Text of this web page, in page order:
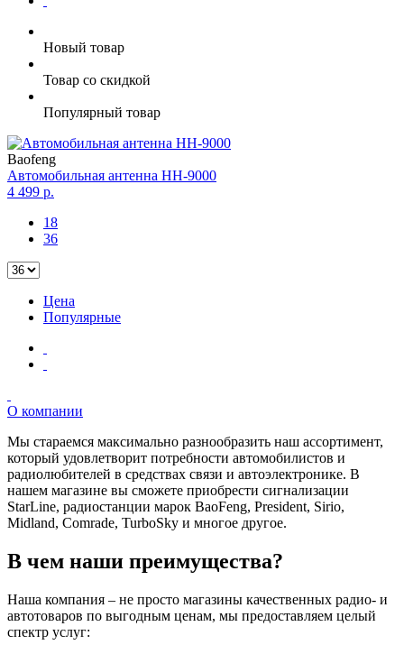
Новый товар
Товар со скидкой
Популярный товар
Baofeng
Автомобильная антенна HH-9000
4 499 р.
18
36
Цена
Популярные
О компании
Мы стараемся максимально разнообразить наш ассортимент,
который удовлетворит потребности автомобилистов и
радиолюбителей в средствах связи и автоэлектронике. В
нашем магазине вы сможете приобрести сигнализации
StarLine, радиостанции марок BaoFeng, President, Sirio,
Midland, Comrade, TurboSky и многое другое.
В чем наши преимущества?
Наша компания – не просто магазины качественных радио- и
автотоваров по выгодным ценам, мы предоставляем целый
спектр услуг: